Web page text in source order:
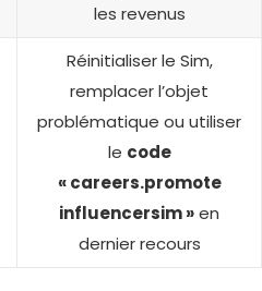
les revenus
Réinitialiser le Sim,
remplacer l’objet
problématique ou utiliser
le code
« careers.promote
influencersim »en
dernier recours